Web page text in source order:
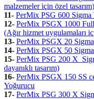
malzemeler için özel tasarım)
11- PerMix PSG 600
12- PerMix PSGX 1000
(Ağır hizmet uygulamaları
13- PerMix PSGX 20
14- PerMix PSGX 50
15- PerMix PSG 200 X
dayanıklı tasarım)
16- PerMix PSGX 150 SS
Yoğurucu
17- PerMix PSG 300 X